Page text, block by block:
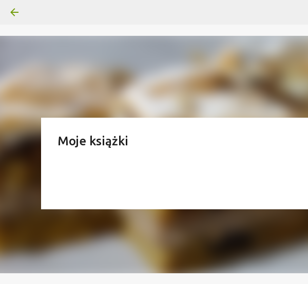
Moje książki